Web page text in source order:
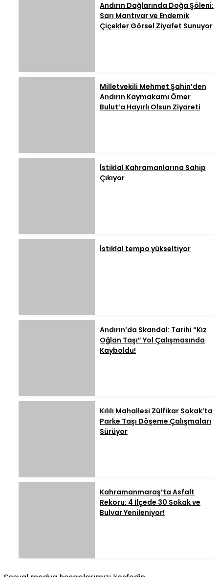
Andırın Dağlarında Doğa Şöleni:
Sarı Mantıvar ve Endemik
Çiçekler Görsel Ziyafet Sunuyor
Milletvekili Mehmet Şahin’den
Andırın Kaymakamı Ömer
Bulut’a Hayırlı Olsun Ziyareti
İstiklal Kahramanlarına Sahip
Çıkıyor
İstiklal tempo yükseltiyor
Andırın’da Skandal: Tarihi “Kız
Oğlan Taşı” Yol Çalışmasında
Kayboldu!
Kılılı Mahallesi Zülfikar Sokak’ta
Parke Taşı Döşeme Çalışmaları
Sürüyor
Kahramanmaraş’ta Asfalt
Rekoru: 4 İlçede 30 Sokak ve
Bulvar Yenileniyor!